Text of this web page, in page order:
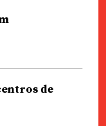
de